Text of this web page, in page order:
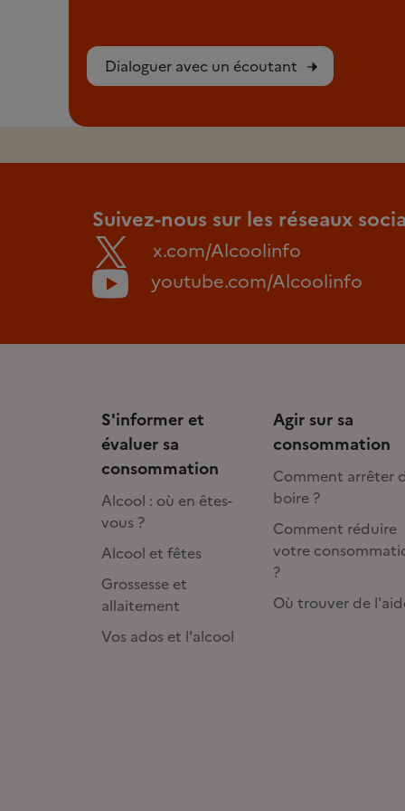
Dialoguer avec un écoutant
Suivez-nous sur les réseaux
x.com/Alcoolinfo
youtube.com/Alcoolinfo
S'informer et
évaluer sa
consommation
Alcool : où en êtes-
vous ?
Alcool et fêtes
Grossesse et
allaitement
Vos ados et l'alcool
Agir sur sa
consommation
Comment arrêter
boire ?
Comment réduire
votre
?
Où trouver de